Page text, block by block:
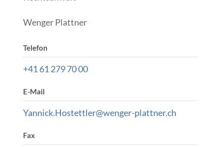
Wenger Plattner
Telefon
+41 61 279 70 00
E-Mail
Yannick.Hostettler@wenger-plattner.ch
Fax